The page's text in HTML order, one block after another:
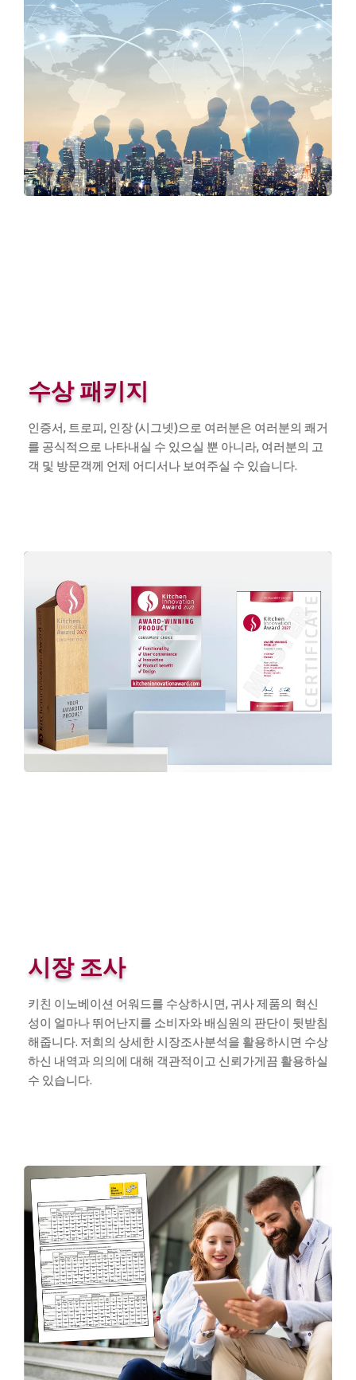
수상 패키지
인증서, 트로피, 인장 (시그넷)으로 여러분은 여러분의 쾌거
를 공식적으로 나타내실 수 있으실 뿐 아니라, 여러분의 고
객 및 방문객께 언제 어디서나 보여주실 수 있습니다.
시장 조사
키친 이노베이션 어워드를 수상하시면, 귀사 제품의 혁신
성이 얼마나 뛰어난지를 소비자와 배심원의 판단이 뒷받침
해줍니다. 저희의 상세한 시장조사분석을 활용하시면 수상
하신 내역과 의의에 대해 객관적이고 신뢰가게끔 활용하실
수 있습니다.